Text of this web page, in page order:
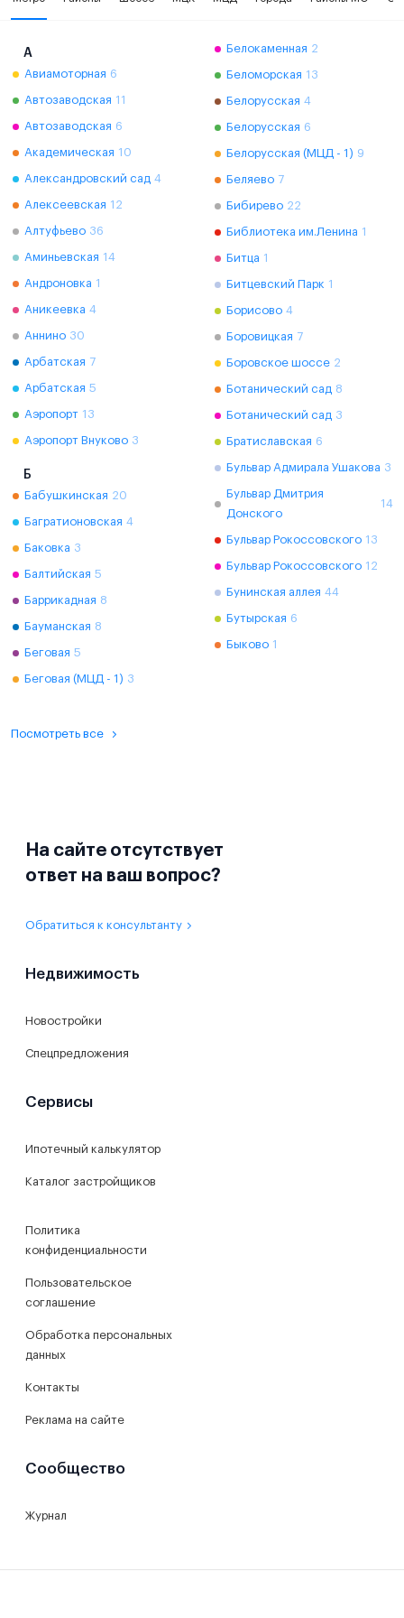
А
Авиамоторная 6
Автозаводская 11
Автозаводская 6
Академическая 10
Александровский сад 4
Алексеевская 12
Алтуфьево 36
Аминьевская 14
Андроновка 1
Аникеевка 4
Аннино 30
Арбатская 7
Арбатская 5
Аэропорт 13
Аэропорт Внуково 3
Б
Бабушкинская 20
Багратионовская 4
Баковка 3
Балтийская 5
Баррикадная 8
Бауманская 8
Беговая 5
Беговая (МЦД - 1) 3
Белокаменная 2
Беломорская 13
Белорусская 4
Белорусская 6
Белорусская (МЦД - 1) 9
Беляево 7
Бибирево 22
Библиотека им.Ленина 1
Битца 1
Битцевский Парк 1
Борисово 4
Боровицкая 7
Боровское шоссе 2
Ботанический сад 8
Ботанический сад 3
Братиславская 6
Бульвар Адмирала Ушакова 3
Бульвар Дмитрия
Донского
14
Бульвар Рокоссовского 13
Бульвар Рокоссовского 12
Бунинская аллея 44
Бутырская 6
Быково 1
Посмотреть все
На сайте отсутствует
ответ на ваш вопрос?
Обратиться к консультанту
Недвижимость
Новостройки
Спецпредложения
Сервисы
Ипотечный калькулятор
Каталог застройщиков
Политика
конфиденциальности
Пользовательское
соглашение
Обработка персональных
данных
Контакты
Реклама на сайте
Сообщество
Журнал